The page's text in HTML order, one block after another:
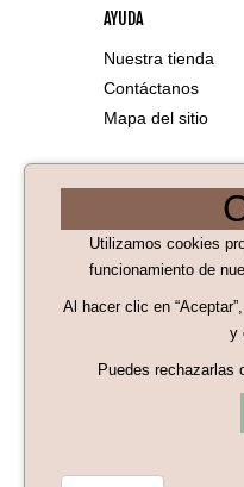
AYUDA
Nuestra tienda
Contáctanos
Mapa del sitio
LEGAL
Políticas de
Políticas de
Términos y
Utilizamos cookies
funcionamiento de
Al hacer clic en
y
Puedes rechazarlas